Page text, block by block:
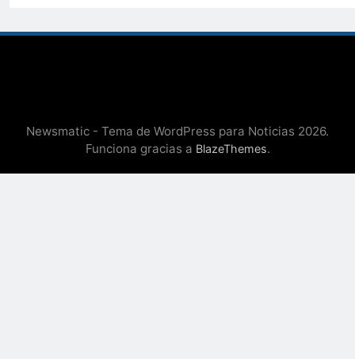
Newsmatic - Tema de WordPress para Noticias 2026.
Funciona gracias a BlazeThemes.